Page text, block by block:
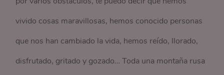
vivido cosas maravillosas, hemos conocido personas
que nos han cambiado la vida, hemos reído, llorado,
disfrutado, gritado y gozado… Toda una montaña rusa